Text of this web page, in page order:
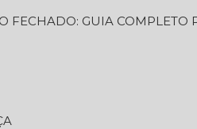
FECHADO: GUIA COMPLETO